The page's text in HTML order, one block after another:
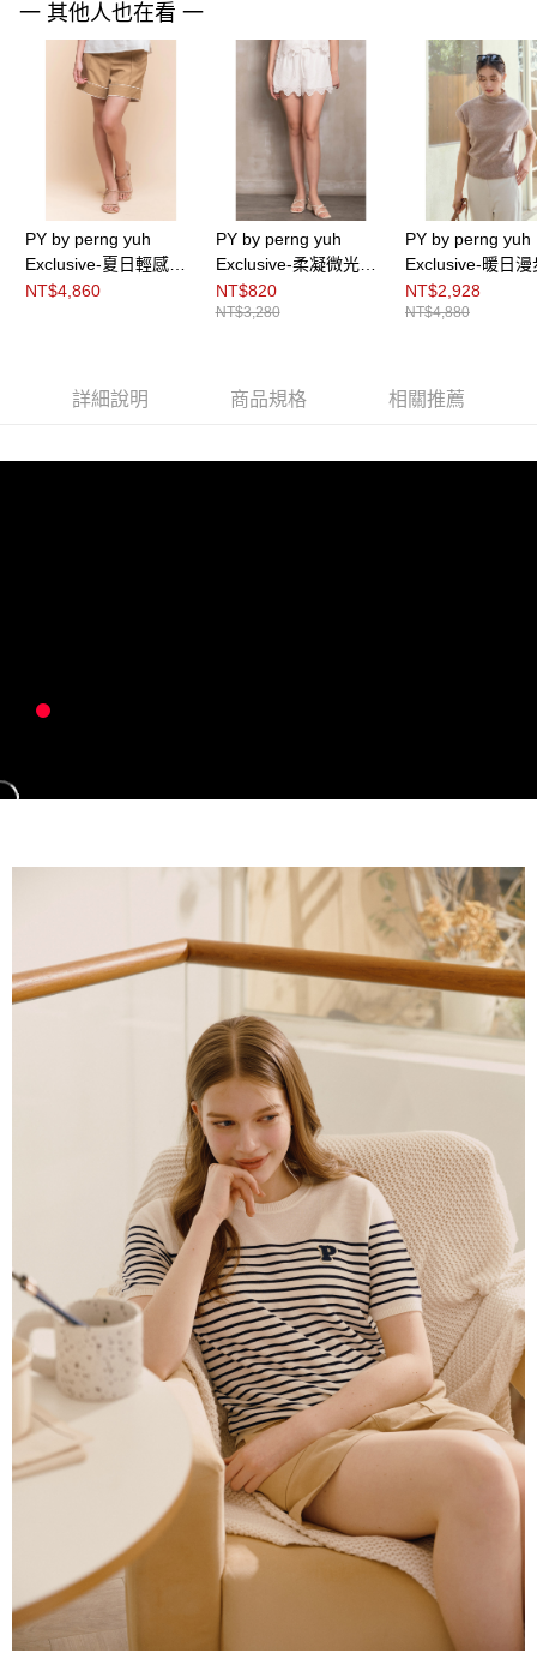
權轉讓予恩沛科技股份有限公司。
２．關於個人資料處理事宜，請瀏覽以下網址：
https://aftee.tw/terms/#terms3
３．未成年的使用者請事先徵得法定代理人或監護人之同意方可使用
「AFTEE先享後付」，若未經同意申辦者引起之損失，本公司不負相關責
４．使用「AFTEE先享後付」時，將依據個別帳號之用戶狀況，依本公司即
時審查核予不同之上限額度；若仍有額度不足之情形，本公司將視審查結果
請求用戶進行身份認證。
５．嚴禁一人註冊多個帳號或使用他人資訊註冊。若發現惡意使用之情形，
恩沛科技股份有限公司將有權停止該用戶之使用額度並採取法律行動。
一 其他人也在看 一
PY by perng yuh
Exclusive-夏日輕感織
帶飾短褲
NT$4,860
PY by perng yuh
Exclusive-柔凝微光刺
繡造型鬆緊細褶短褲
NT$820
NT$3,280
PY by perng yuh
Exclusive-暖日漫
袖廓形針織衫（
家款）
NT$2,928
NT$4,880
詳細說明 商品規格 相關推薦